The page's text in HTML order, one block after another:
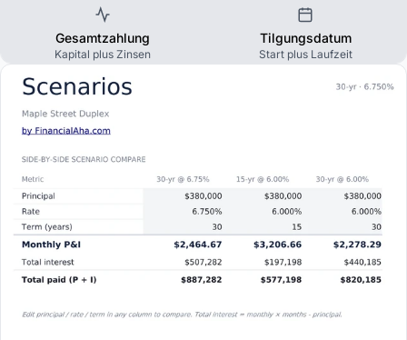
Gesamtzahlung
Kapital plus Zinsen
Tilgungsdatum
Start plus Laufzeit